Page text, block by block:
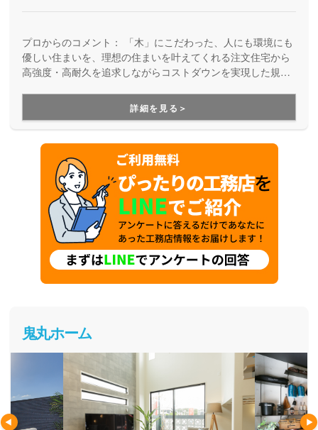
プロからのコメント：
「木」にこだわった、人にも環境にも
優しい住まいを、理想の住まいを叶えてくれる注文住宅から
高強度・高耐久を追求しながらコストダウンを実現した規格
詳細を見る＞
鬼丸ホーム